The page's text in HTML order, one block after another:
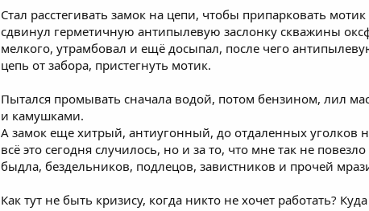
Стал расстегивать замок на цепи, чтобы припарковать
сдвинул герметичную антипылевую заслонку скважины
мелкого, утрамбовал и ещё досыпал, после чего
цепь от забора, пристегнуть мотик.
Пытался промывать сначала водой, потом бензином, лил
и камушками.
А замок еще хитрый, антиугонный, до отдаленных уголков
всё это сегодня случилось, но и за то, что мне так не
быдла, бездельников, подлецов, завистников и прочей
Как тут не быть кризису, когда никто не хочет работать?